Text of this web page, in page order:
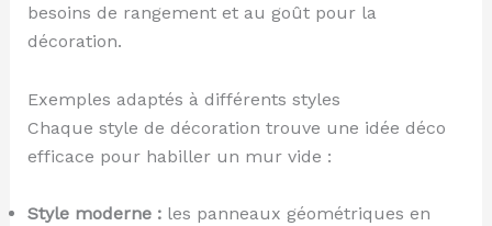
besoins de rangement et au goût pour la
décoration.
Exemples adaptés à différents styles
Chaque style de décoration trouve une idée déco
efficace pour habiller un mur vide :
Style moderne :les panneaux géométriques en